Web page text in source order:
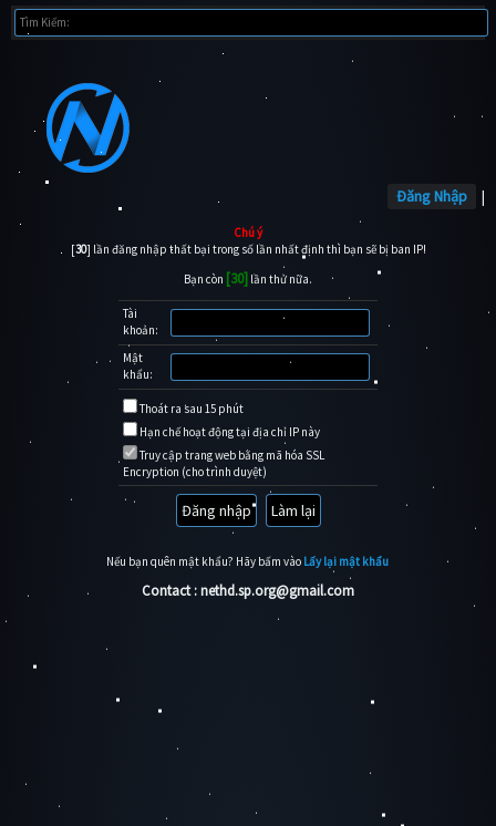
Đăng Nhập |
Chú ý
[30] lần đăng nhập thất bại trong số lần nhất định thì bạn sẽ bị ban IP!
Bạn còn [30] lần thử nữa.
Tài
khoản:
Mật
khẩu:
Thoát ra sau 15 phút
Hạn chế hoạt động tại địa chỉ IP này
Truy cập trang web bằng mã hóa SSL
Encryption (cho trình duyệt)
Nếu bạn quên mật khẩu? Hãy bấm vào Lấy lại mật khẩu
Contact : nethd.sp.org@gmail.com